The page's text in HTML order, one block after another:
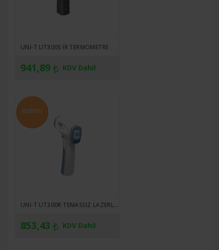
UNI-T UT300S IR TERMOMETRE
941,89 KDV Dahil
İndirim
UNI-T UT300R TEMASSIZ LAZERLI VÜCUT SICAKLIĞI ÖLÇER
853,43 KDV Dahil